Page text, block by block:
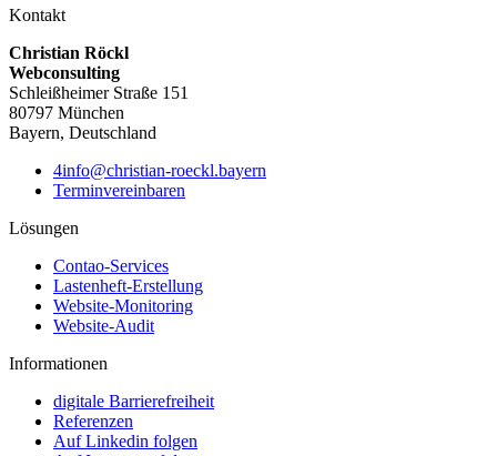
Kontakt
Christian Röckl
Webconsulting
Schleißheimer Straße 151
80797 München
Bayern, Deutschland
4info@christian-roeckl.bayern
Terminvereinbaren
Lösungen
Contao-Services
Lastenheft-Erstellung
Website-Monitoring
Website-Audit
Informationen
digitale Barrierefreiheit
Referenzen
Auf Linkedin folgen